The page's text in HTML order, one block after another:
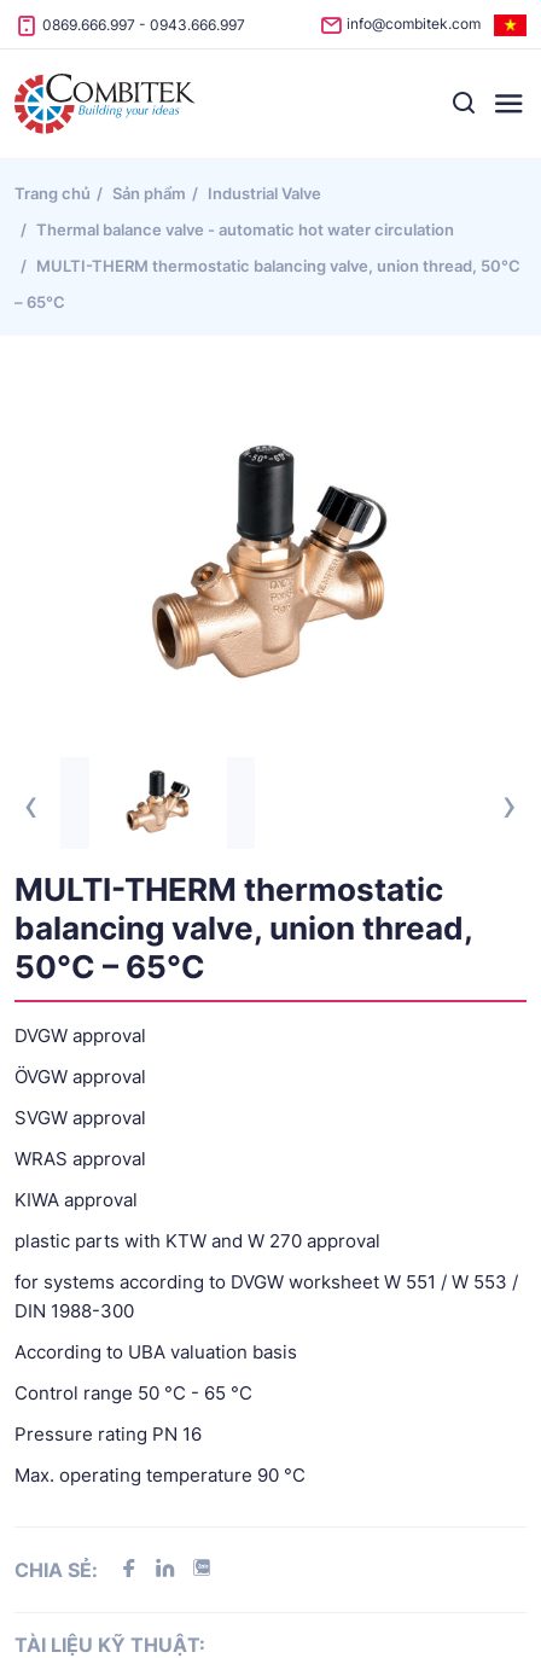
Skip to content
0869.666.997 - 0943.666.997 info@combitek.com
Trang chủ Sản phẩm
Industrial Valve
Thermal balance valve - automatic hot water circulation
MULTI-THERM thermostatic balancing valve, union thread, 50°C
– 65°C
‹ ›
MULTI-THERM thermostatic
balancing valve, union thread,
50°C – 65°C
DVGW approval
ÖVGW approval
SVGW approval
WRAS approval
KIWA approval
plastic parts with KTW and W 270 approval
for systems according to DVGW worksheet W 551 / W 553 /
DIN 1988-300
According to UBA valuation basis
Control range 50 °C - 65 °C
Pressure rating PN 16
Max. operating temperature 90 °C
CHIA SẺ:
TÀI LIỆU KỸ THUẬT: